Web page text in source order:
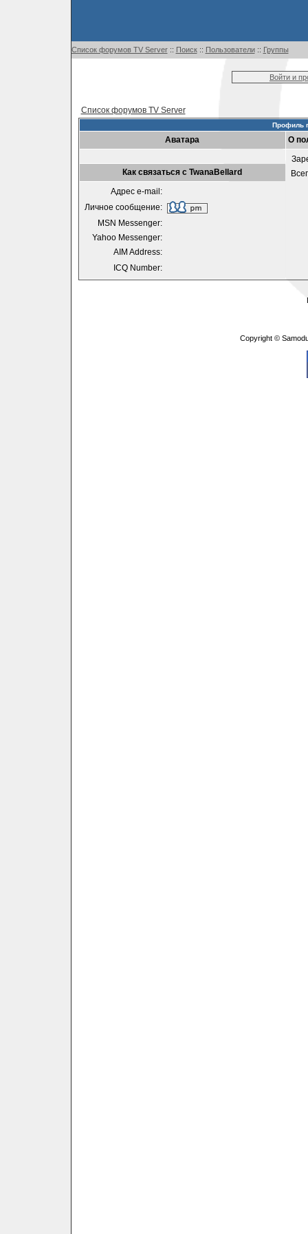
Список форумов TV Server:: Поиск:: Пользователи:: Группы
Войти и
Список форумов TV Server
Профиль
Аватара
О
Как связаться с TwanaBellard
Адрес e-mail:
Личное сообщение:
MSN Messenger:
Yahoo Messenger:
AIM Address:
ICQ Number:
Copyright ©